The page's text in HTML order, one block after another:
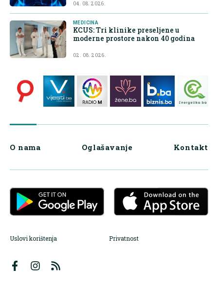
04. 08. 2026.
MEDICINA
KCUS: Tri klinike preseljene u
moderne prostore nakon 40 godina
02. 08. 2026.
O nama Oglašavanje Kontakt
Uslovi korištenja Privatnost